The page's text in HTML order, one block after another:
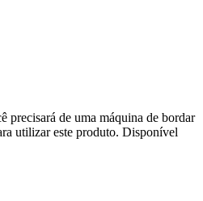
precisará de uma máquina de bordar
utilizar este produto. Disponível